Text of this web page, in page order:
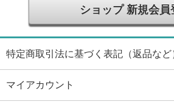
ショップ 新規会員
特定商取引法に基づく表記（返品など
マイアカウント